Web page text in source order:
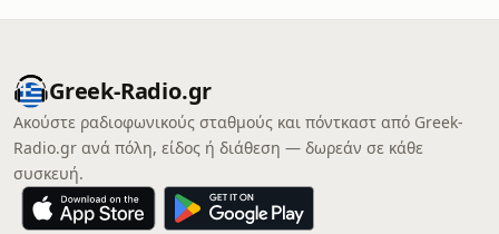
Greek-Radio.gr
Ακούστε ραδιοφωνικούς σταθμούς και πόντκαστ από Greek-
Radio.gr ανά πόλη, είδος ή διάθεση — δωρεάν σε κάθε
συσκευή.